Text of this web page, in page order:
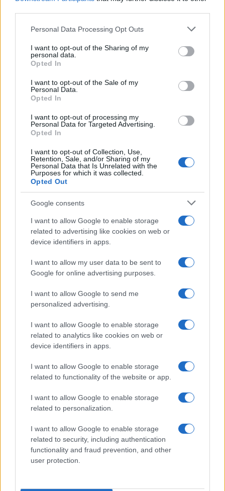
Please note that this website/app uses one or more Google
not limited to your visit or usage behaviour. You may click to
grant or deny consent to Google and its third-party tags to
use your data for below specified purposes in below Google
consent section.
Personal Data Processing Opt Outs
I want to opt-out of the Sharing of my
personal data.
Opted In
I want to opt-out of the Sale of my
Personal Data.
Opted In
I want to opt-out of processing my
Personal Data for Targeted Advertising.
Opted In
I want to opt-out of Collection, Use,
Retention, Sale, and/or Sharing of my
Personal Data that Is Unrelated with the
Purposes for which it was collected.
Opted Out
Google consents
I want to allow Google to enable storage
related to advertising like cookies on web or
device identifiers in apps.
I want to allow my user data to be sent to
Google for online advertising purposes.
I want to allow Google to send me
personalized advertising.
I want to allow Google to enable storage
related to analytics like cookies on web or
device identifiers in apps.
I want to allow Google to enable storage
related to functionality of the website or app.
I want to allow Google to enable storage
related to personalization.
I want to allow Google to enable storage
related to security, including authentication
functionality and fraud prevention, and other
user protection.
La trayectoria de Moraleda promete un nuevo rumbo…
Nuevo giro en el caso Yéremi Vargas:
desvelan el informe forense
El ‘caso Yéremi Vargas’, el niño desaparecido en 2007…
CRÓNICA
Curso de verano de la Universidad de La
gastronómica